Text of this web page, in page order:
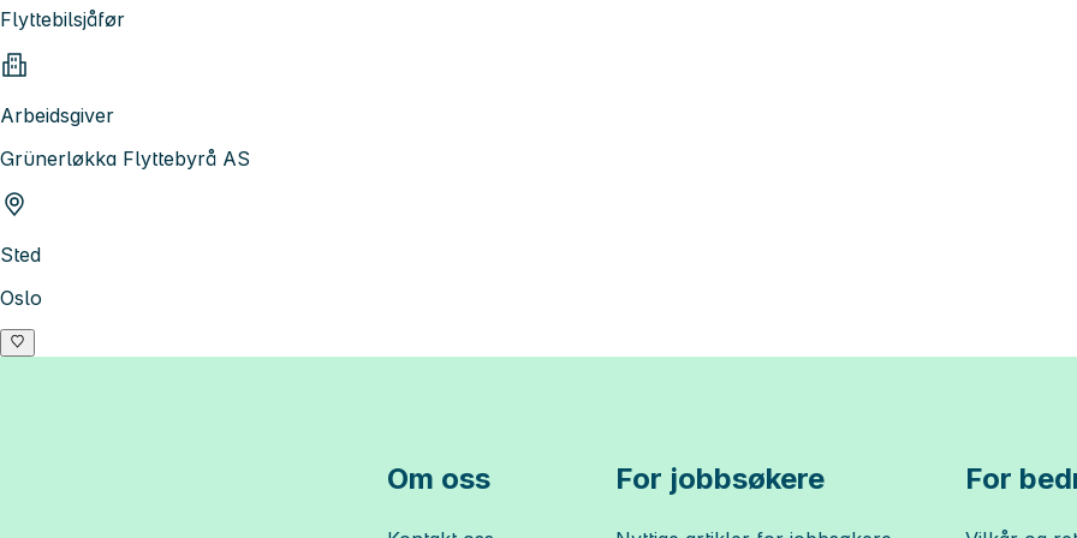
Flyttebilsjåfør
Arbeidsgiver
Grünerløkka Flyttebyrå AS
Sted
Oslo
Om oss For jobbsøkere For